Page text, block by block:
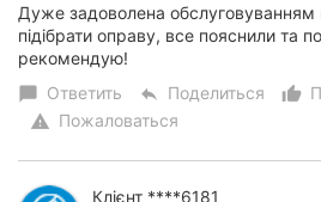
Дуже задоволена обслуговуванням
підібрати оправу, все пояснили та
рекомендую!
chat_bubble Ответить reply Поделиться
warning Пожаловаться
Клієнт ****6181